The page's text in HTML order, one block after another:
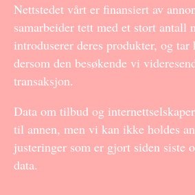
Nettstedet vårt er finansiert av
samarbeider tett med et stort antall
introduserer deres produkter, og tar
dersom den besøkende vi
transaksjon.
Data om tilbud og
til annen, men vi kan ikke holdes
justeringer som er gjort siden siste
data.